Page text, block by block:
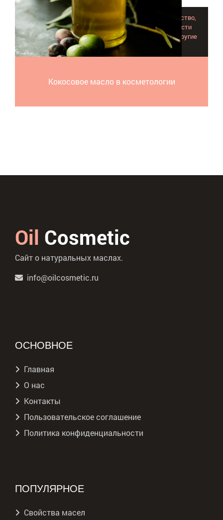
Кокосовое масло в косметологии
Кокосовое масло - прекрасное увлажняющее средство,
способное смягчить любые огрубевшие поверхности
эпидермиса, убрать раздражение, покраснения и другие
несовершенства кожного покрова.
Oil Cosmetic
Сайт о натуральных маслах.
info@oilcosmetic.ru
ОСНОВНОЕ
Главная
О нас
Контакты
Пользовательское соглашение
Политика конфиденциальности
ПОПУЛЯРНОЕ
Свойства масел